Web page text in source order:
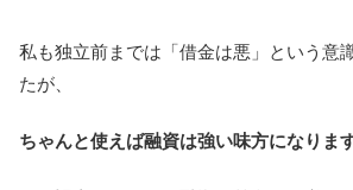
私も独立前までは「借金は悪」という意
たが、
ちゃんと使えば融資は強い味方になります